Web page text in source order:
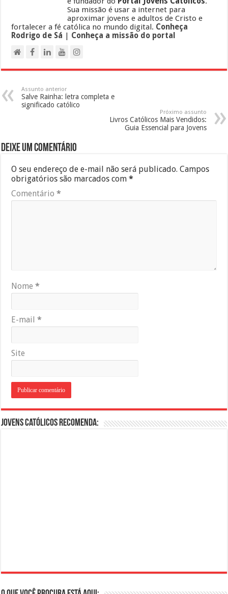
Sua missão é usar a internet para
aproximar jovens e adultos de Cristo e
fortalecer a fé católica no mundo digital. Conheça
Rodrigo de Sá | Conheça a missão do portal
Assunto anterior
Salve Rainha: letra completa e
significado católico
Próximo assunto
Livros Católicos Mais Vendidos:
Guia Essencial para Jovens
Deixe um comentário
O seu endereço de e-mail não será publicado. Campos
obrigatórios são marcados com*
Comentário*
Nome*
E-mail*
Site
Jovens Católicos Recomenda: